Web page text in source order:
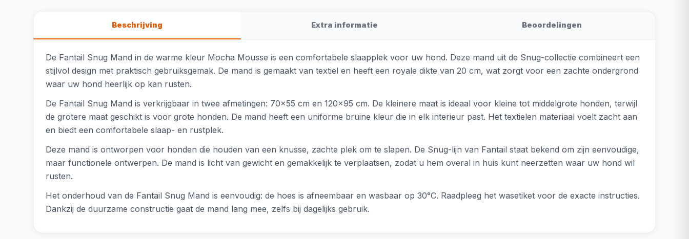
Beschrijving Extra informatie Beoordelingen
De Fantail Snug Mand in de warme kleur Mocha Mousse is een comfortabele slaapplek voor uw hond. Deze mand uit de Snug-collectie combineert een
stijlvol design met praktisch gebruiksgemak. De mand is gemaakt van textiel en heeft een royale dikte van 20 cm, wat zorgt voor een zachte ondergrond
waar uw hond heerlijk op kan rusten.
De Fantail Snug Mand is verkrijgbaar in twee afmetingen: 70x55 cm en 120x95 cm. De kleinere maat is ideaal voor kleine tot middelgrote honden, terwijl
de grotere maat geschikt is voor grote honden. De mand heeft een uniforme bruine kleur die in elk interieur past. Het textielen materiaal voelt zacht aan
en biedt een comfortabele slaap- en rustplek.
Deze mand is ontworpen voor honden die houden van een knusse, zachte plek om te slapen. De Snug-lijn van Fantail staat bekend om zijn eenvoudige,
maar functionele ontwerpen. De mand is licht van gewicht en gemakkelijk te verplaatsen, zodat u hem overal in huis kunt neerzetten waar uw hond wil
rusten.
Het onderhoud van de Fantail Snug Mand is eenvoudig: de hoes is afneembaar en wasbaar op 30°C. Raadpleeg het wasetiket voor de exacte instructies.
Dankzij de duurzame constructie gaat de mand lang mee, zelfs bij dagelijks gebruik.